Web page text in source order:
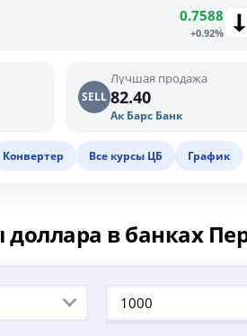
0.7588
+0.92%
SELL
Лучшая продажа
82.40
Ак Барс Банк
Конвертер Все курсы ЦБ График
в банках